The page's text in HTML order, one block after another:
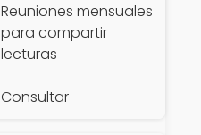
Reuniones mensuales
para compartir
lecturas
Consultar